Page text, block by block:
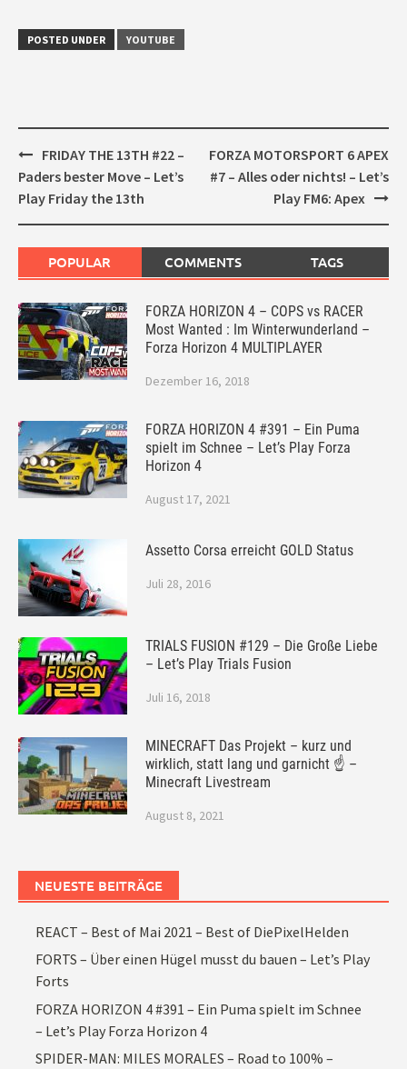
POSTED UNDER YOUTUBE
Post
navigation
FRIDAY THE 13TH #22 –
Paders bester Move – Let’s
Play Friday the 13th
FORZA MOTORSPORT 6 APEX
#7 – Alles oder nichts! – Let’s
Play FM6: Apex
POPULAR COMMENTS TAGS
FORZA HORIZON 4 – COPS vs RACER
Most Wanted : Im Winterwunderland –
Forza Horizon 4 MULTIPLAYER
Dezember 16, 2018
FORZA HORIZON 4 #391 – Ein Puma
spielt im Schnee – Let’s Play Forza
Horizon 4
August 17, 2021
Assetto Corsa erreicht GOLD Status
Juli 28, 2016
TRIALS FUSION #129 – Die Große Liebe
– Let’s Play Trials Fusion
Juli 16, 2018
MINECRAFT Das Projekt – kurz und
wirklich, statt lang und garnicht ☝ –
Minecraft Livestream
August 8, 2021
NEUESTE BEITRÄGE
REACT – Best of Mai 2021 – Best of DiePixelHelden
FORTS – Über einen Hügel musst du bauen – Let’s Play
Forts
FORZA HORIZON 4 #391 – Ein Puma spielt im Schnee
– Let’s Play Forza Horizon 4
SPIDER-MAN: MILES MORALES – Road to 100% –